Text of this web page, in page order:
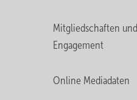
Mitgliedschaften und
Engagement
Online Mediadaten